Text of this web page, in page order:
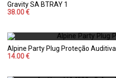
Gravity SA BTRAY 1
38.00 €
Alpine Party Plug Proteção Auditiva
14.00 €